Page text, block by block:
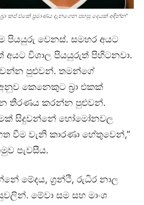
කප් එකේ ප්‍රමාණය දැනගෙන පහසු දෙයක් අඳින්න”
පියයුරු වෙනස්. සමහර අයට
අයට විශාල පියයුරුත් පිහිටනවා.
පුළුවන්. තමන්ගේ
කෙනෙකුට බ්‍රා එකක්
තීරණය කරන්න පුළුවන්.
සිදුවන්නේ හෝමෝනවල
වීම වැනි කාරණා හේතුවෙන්,”
පැවසීය.
මේදය, ග්‍රන්ථි, රුධිර නාල
මේවා සම සහ මාංශ